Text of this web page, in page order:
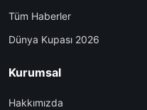
Tüm Haberler
Dünya Kupası 2026
Kurumsal
Hakkımızda